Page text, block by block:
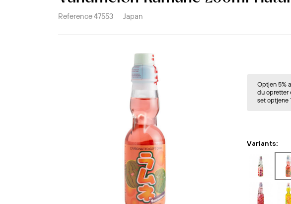
Reference47553 Japan
Optjen 5%
du opretter
set optjene
Variants: